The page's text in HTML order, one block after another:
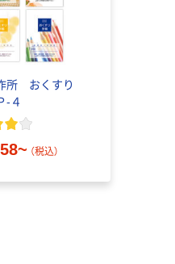
所 おくすり
-４
（税込）